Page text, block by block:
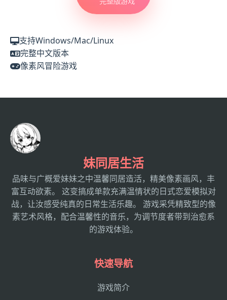
支持Windows/Mac/Linux
完整中文版本
像素风冒险游戏
妹同居生活
品味与广概爱妹妹之中温馨同居造活，精美像素画风，丰
富互动欲素。 这变搞成单款充满温情状的日式恋爱模拟对
战，让汝感受纯真的日常生活乐趣。 游戏采凭精致型的像
素艺术风格，配合温馨性的音乐，为调节度者带到治愈系
的游戏体验。
快速导航
游戏简介